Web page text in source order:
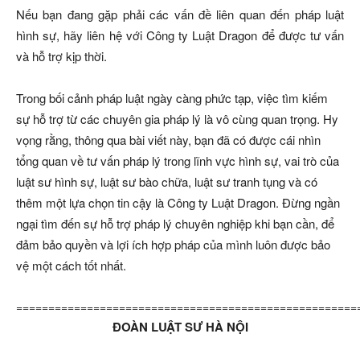
Nếu bạn đang gặp phải các vấn đề liên quan đến pháp luật
hình sự, hãy liên hệ với Công ty Luật Dragon để được tư vấn
và hỗ trợ kịp thời.
Trong bối cảnh pháp luật ngày càng phức tạp, việc tìm kiếm
sự hỗ trợ từ các chuyên gia pháp lý là vô cùng quan trọng. Hy
vọng rằng, thông qua bài viết này, bạn đã có được cái nhìn
tổng quan về tư vấn pháp lý trong lĩnh vực hình sự, vai trò của
luật sư hình sự, luật sư bào chữa, luật sư tranh tụng và có
thêm một lựa chọn tin cậy là Công ty Luật Dragon. Đừng ngần
ngại tìm đến sự hỗ trợ pháp lý chuyên nghiệp khi bạn cần, để
đảm bảo quyền và lợi ích hợp pháp của mình luôn được bảo
vệ một cách tốt nhất.
ĐOÀN LUẬT SƯ HÀ NỘI